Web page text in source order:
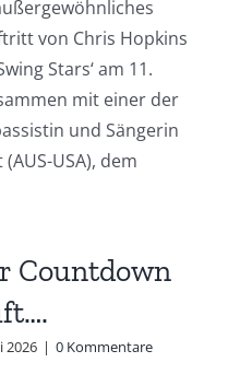
von Chris Hopkins
Stars‘ am 11.
mit einer der
und Sängerin
USA), dem
Countdown
2026 | 0 Kommentare